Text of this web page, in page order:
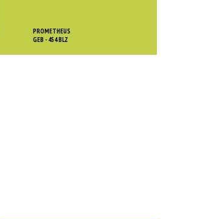
PROMETHEUS
GEB - 454 BLZ